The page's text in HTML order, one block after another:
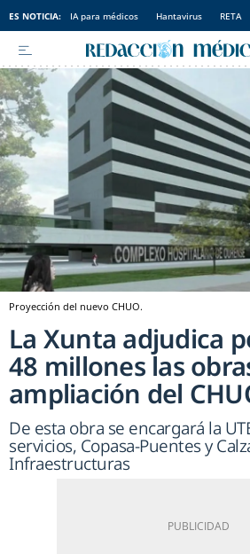
ES NOTICIA: IA para médicos Hantavirus RETA
Proyección del nuevo CHUO.
La Xunta adjudica
48 millones las
ampliación del
De esta obra se encargará la
servicios, Copasa-Puentes y
Infraestructuras